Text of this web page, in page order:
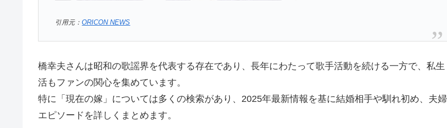
引用元：ORICON NEWS
橋幸夫さんは昭和の歌謡界を代表する存在であり、長年にわたって歌手活動を続ける一方で、私生
活もファンの関心を集めています。
特に「現在の嫁」については多くの検索があり、2025年最新情報を基に結婚相手や馴れ初め、夫婦
エピソードを詳しくまとめます。